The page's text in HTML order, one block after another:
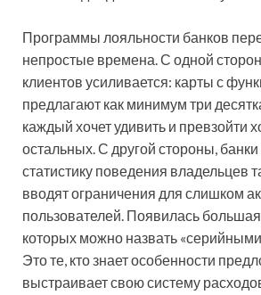
Программы лояльности банков
непростые времена. С одной
клиентов усиливается: карты с
предлагают как минимум три
каждый хочет удивить и превзойти
остальных. С другой стороны,
статистику поведения владельцев
вводят ограничения для слишком
пользователей. Появилась
которых можно назвать
Это те, кто знает особенности
выстраивает свою систему